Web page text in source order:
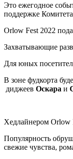
Это ежегодное
поддержке
Orlow Fest 2022
Захватывающие
Для юных
В зоне фудкорта
диджеев Оскара и
Хедлайнером Orlow
Популярность
свежие чувства,